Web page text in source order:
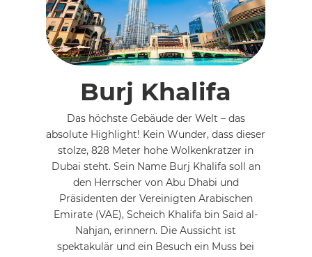
Burj Khalifa
Das höchste Gebäude der Welt – das
absolute Highlight! Kein Wunder, dass dieser
stolze, 828 Meter hohe Wolkenkratzer in
Dubai steht. Sein Name Burj Khalifa soll an
den Herrscher von Abu Dhabi und
Präsidenten der Vereinigten Arabischen
Emirate (VAE), Scheich Khalifa bin Said al-
Nahjan, erinnern. Die Aussicht ist
spektakulär und ein Besuch ein Muss bei